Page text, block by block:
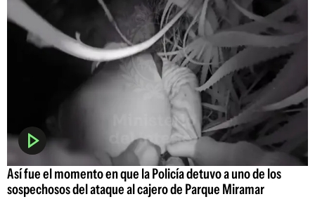
Así fue el momento en que la Policía detuvo a uno de los
sospechosos del ataque al cajero de Parque Miramar